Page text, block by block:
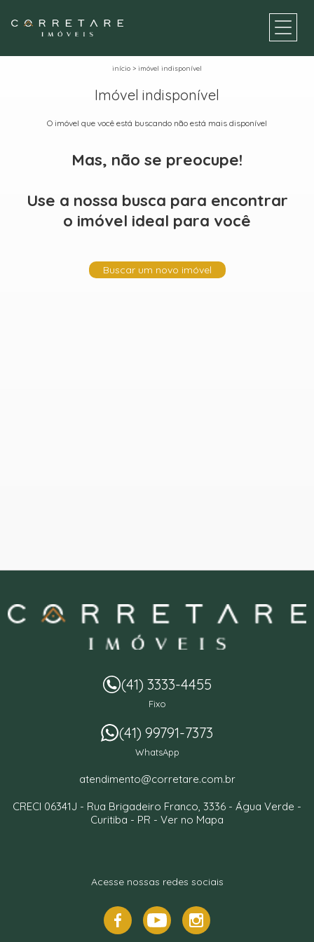
início > imóvel indisponível
Imóvel indisponível
O imóvel que você está buscando não está mais disponível
Mas, não se preocupe!
Use a nossa busca para encontrar
o imóvel ideal para você
Buscar um novo imóvel
(41) 3333-4455
Fixo
(41) 99791-7373
WhatsApp
atendimento@corretare.com.br
CRECI 06341J - Rua Brigadeiro Franco, 3336 - Água Verde -
Curitiba - PR - Ver no Mapa
Acesse nossas redes sociais